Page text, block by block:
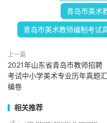
青岛市美术
青岛市美术教师编制考试
上一篇
2021年山东省青岛市教师招聘
考试中小学美术专业历年真题汇
编卷
相关推荐